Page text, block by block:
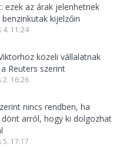
ezek az árak jelenhetnek
kijelzőin
4. 11:24
közeli vállalatnak
Reuters szerint
2. 16:26
nincs rendben, ha
arról, hogy ki dolgozhat
5. 17:17